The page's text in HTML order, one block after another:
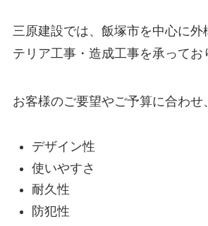
三原建設では、飯塚市を中心に外
テリア工事・造成工事を承ってお
お客様のご要望やご予算に合わせ、
デザイン性
使いやすさ
耐久性
防犯性